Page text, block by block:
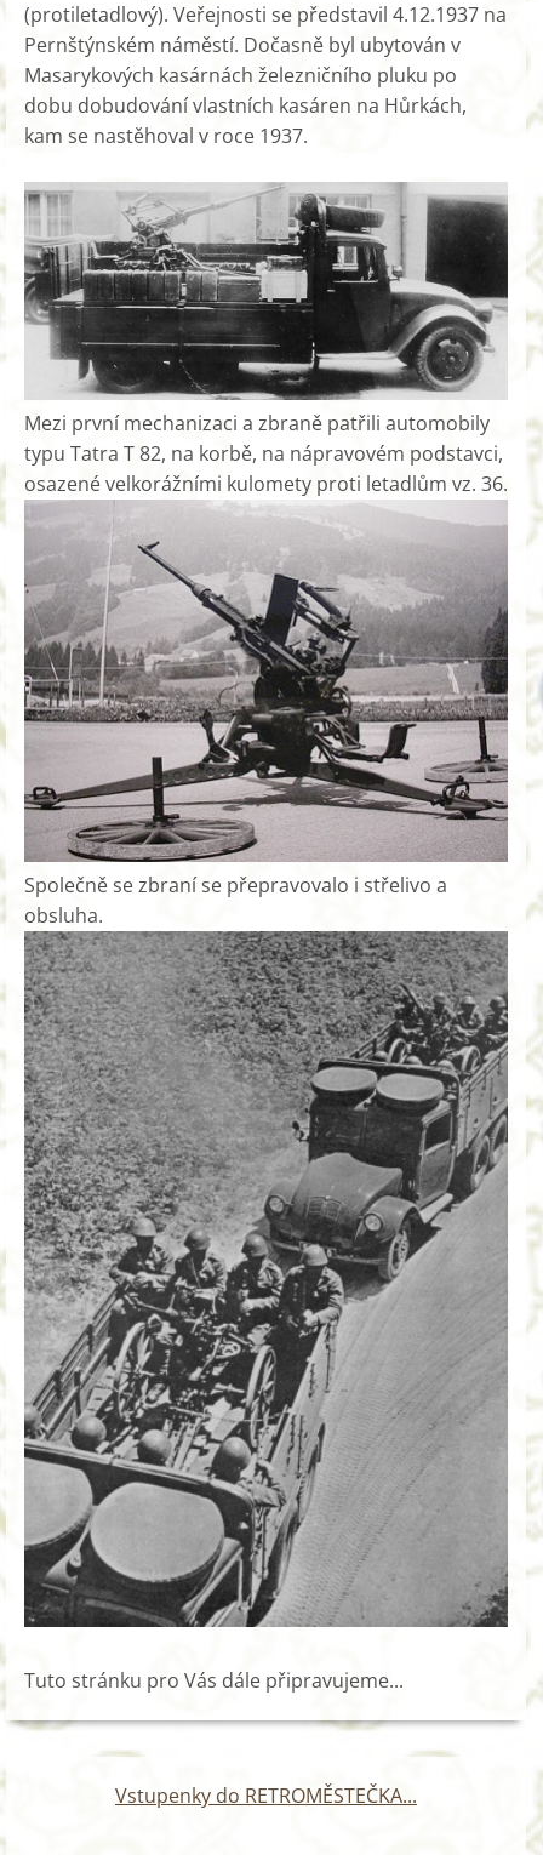
(protiletadlový). Veřejnosti se představil 4.12.1937 na
Pernštýnském náměstí. Dočasně byl ubytován v
Masarykových kasárnách železničního pluku po
dobu dobudování vlastních kasáren na Hůrkách,
kam se nastěhoval v roce 1937.
Mezi první mechanizaci a zbraně patřili automobily
typu Tatra T 82, na korbě, na nápravovém podstavci,
osazené velkorážními kulomety proti letadlům vz. 36.
Společně se zbraní se přepravovalo i střelivo a
obsluha.
Tuto stránku pro Vás dále připravujeme...
Vstupenky do RETROMĚSTEČKA...